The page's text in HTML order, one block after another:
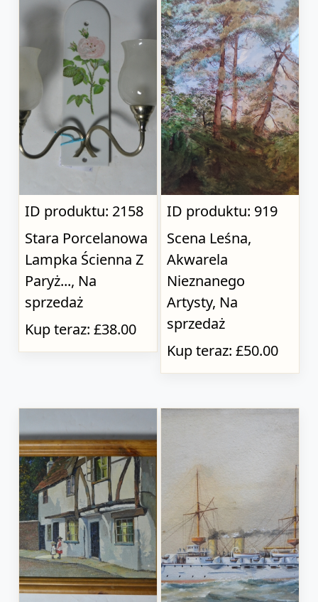
ID produktu: 2158
Stara Porcelanowa
Lampka Ścienna Z
Paryż..., Na
sprzedaż
Kup teraz: £38.00
ID produktu: 919
Scena Leśna,
Akwarela
Nieznanego
Artysty, Na
sprzedaż
Kup teraz: £50.00